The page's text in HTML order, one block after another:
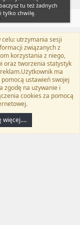
Polski (PL)
Pomoc
Ltd.
Add-ons
tu też żadnych
tylko chwilę.
utrzymania sesji
związanych z
korzystania z niego,
oraz tworzenia statystyk
ma
ustawień swojej
zgodę na używanie i
cookies za pomocą
więcej.…